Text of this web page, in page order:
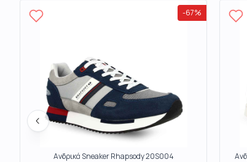
-67%
Ανδρικά Sneaker Rhapsody 20S004